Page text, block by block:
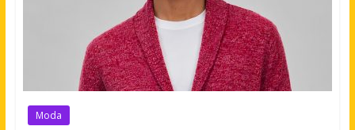
Moda